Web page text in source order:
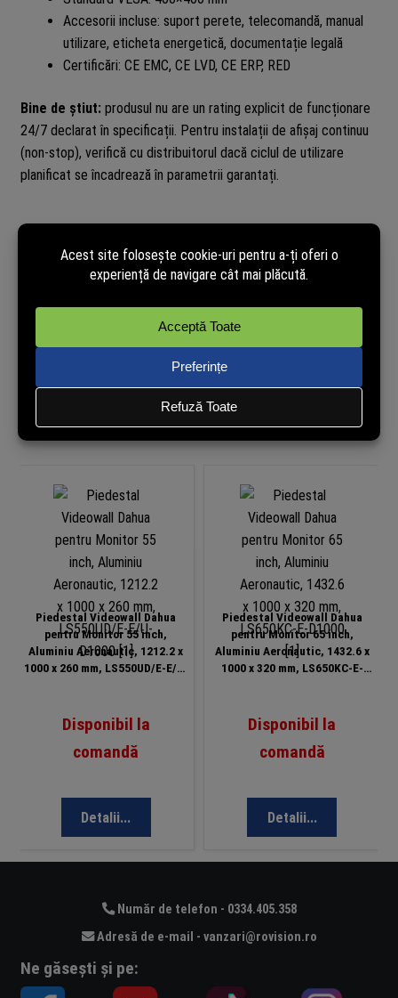
Accesorii incluse: suport perete, telecomandă, manual
utilizare, eticheta energetică, documentație legală
Certificări: CE EMC, CE LVD, CE ERP, RED
Bine de știut:produsul nu are un rating explicit de funcționare
24/7 declarat în specificații. Pentru instalații de afișaj continuu
(non-stop), verifică cu distribuitorul dacă ciclul de utilizare
planificat se încadrează în parametrii garantați.
Recenzii verificate
TRUSTED.RO
Recenzia poate fi lăsată doar de cei care au cumpărat pe site.
Cumpără și tu acum pentru a putea publica opinia ta în mod
Produse similare
Piedestal Videowall Dahua
pentru Monitor 55 inch,
Aluminiu Aeronautic, 1212.2 x
1000 x 260 mm, LS550UD/E-E/U-
Disponibil la
comandă
Detalii...
Piedestal Videowall Dahua
pentru Monitor 65 inch,
Aluminiu Aeronautic, 1432.6 x
1000 x 320 mm, LS650KC-E-
Disponibil la
comandă
Detalii...
Număr de telefon - 0334.405.358
Adresă de e-mail - vanzari@rovision.ro
Ne găsești și pe: